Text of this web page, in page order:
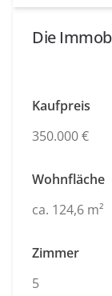
Die
Kaufpreis
350.000 €
Wohnfläche
ca. 124,6 m²
Zimmer
5